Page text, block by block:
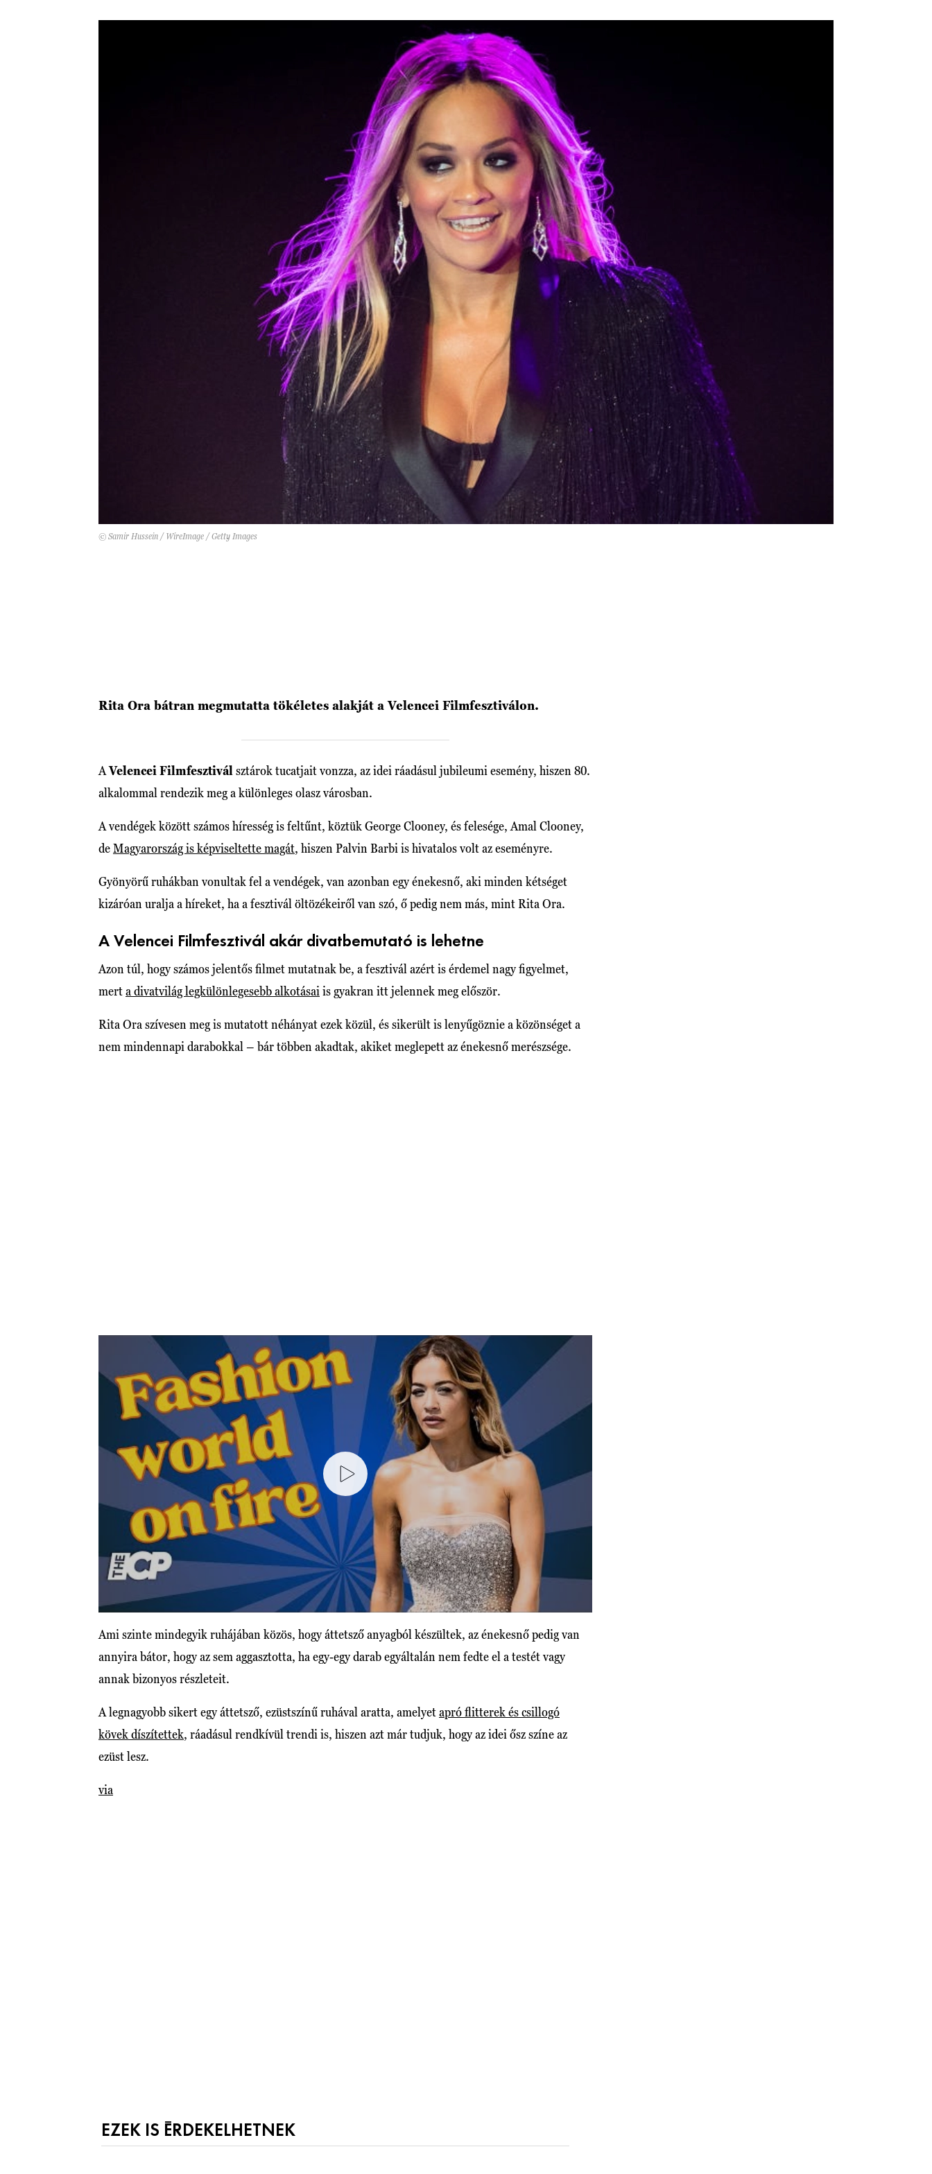
© Samir Hussein / WireImage / Getty Images
Rita Ora bátran megmutatta tökéletes alakját a Velencei Filmfesztiválon.
AVelencei Filmfesztivál sztárok tucatjait vonzza, az idei ráadásul jubileumi esemény, hiszen 80.
alkalommal rendezik meg a különleges olasz városban.
A vendégek között számos híresség is feltűnt, köztük George Clooney, és felesége, Amal Clooney,
deMagyarország is képviseltette magát, hiszen Palvin Barbi is hivatalos volt az eseményre.
Gyönyörű ruhákban vonultak fel a vendégek, van azonban egy énekesnő, aki minden kétséget
kizáróan uralja a híreket, ha a fesztivál öltözékeiről van szó, ő pedig nem más, mint Rita Ora.
A Velencei Filmfesztivál akár divatbemutató is lehetne
Azon túl, hogy számos jelentős filmet mutatnak be, a fesztivál azért is érdemel nagy figyelmet,
merta divatvilág legkülönlegesebb alkotásai is gyakran itt jelennek meg először.
Rita Ora szívesen meg is mutatott néhányat ezek közül, és sikerült is lenyűgöznie a közönséget a
nem mindennapi darabokkal – bár többen akadtak, akiket meglepett az énekesnő merészsége.
Ami szinte mindegyik ruhájában közös, hogy áttetsző anyagból készültek, az énekesnő pedig van
annyira bátor, hogy az sem aggasztotta, ha egy-egy darab egyáltalán nem fedte el a testét vagy
annak bizonyos részleteit.
A legnagyobb sikert egy áttetsző, ezüstszínű ruhával aratta, amelyetapró flitterek és csillogó
kövek díszítettek, ráadásul rendkívül trendi is, hiszen azt már tudjuk, hogy az idei ősz színe az
ezüst lesz.
via
EZEK IS ÉRDEKELHETNEK